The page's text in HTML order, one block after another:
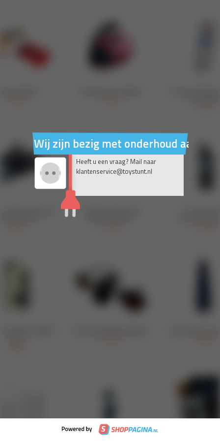
Wij zijn bezig met onderhoud aan
Heeft u een vraag? Mail naar
klantenservice@toystunt.nl